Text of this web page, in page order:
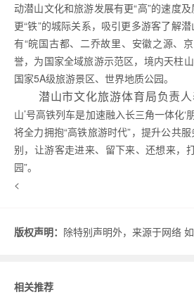
动潜山文化和旅游发展有更“高”的速度
更“铁”的城际关系，吸引更多游客了解
有“皖国古都、二乔故里、安徽之源、
誉，为国家全域旅游示范区，境内天柱山
国家5A级旅游景区、世界地质公园。
潜山市文化旅游体育局负责人
山’号高铁列车是加速融入长三角一体化‘
将全力拥抱“高铁旅游时代”，提升公共
别，让游客走进来、留下来、还想来，
园”。
<
版权声明： 除特别声明外，来源于网络
相关推荐